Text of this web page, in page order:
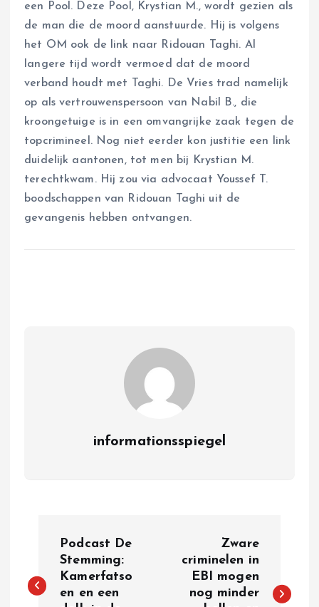
een Pool. Deze Pool, Krystian M., wordt gezien als
de man die de moord aanstuurde. Hij is volgens
het OM ook de link naar Ridouan Taghi. Al
langere tijd wordt vermoed dat de moord
verband houdt met Taghi. De Vries trad namelijk
op als vertrouwenspersoon van Nabil B., die
kroongetuige is in een omvangrijke zaak tegen de
topcrimineel. Nog niet eerder kon justitie een link
duidelijk aantonen, tot men bij Krystian M.
terechtkwam. Hij zou via advocaat Youssef T.
boodschappen van Ridouan Taghi uit de
gevangenis hebben ontvangen.
informationsspiegel
Podcast De
Stemming:
Kamerfatso
en en een
Zware
criminelen in
EBI mogen
nog minder